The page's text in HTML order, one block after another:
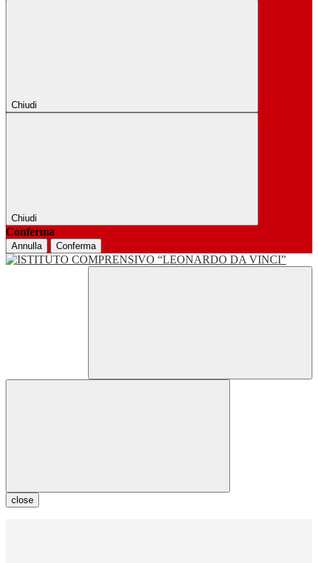
Chiudi
Chiudi
Conferma
Annulla Conferma
close